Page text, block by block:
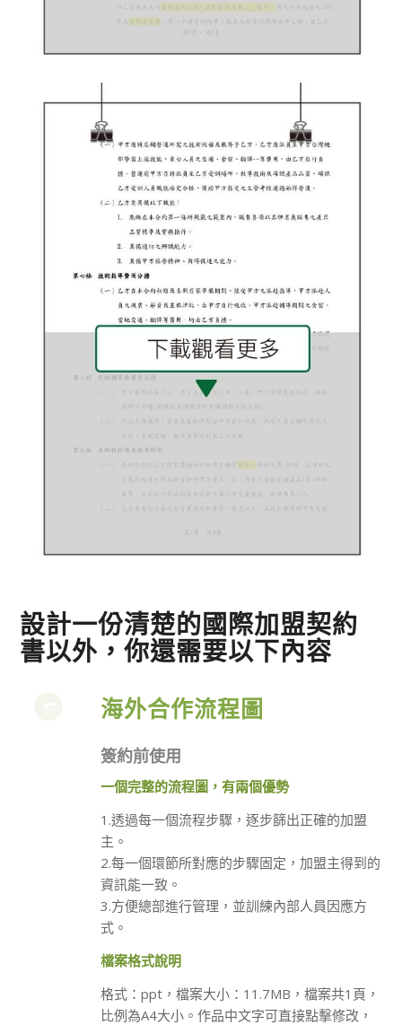
設計一份清楚的國際加盟契約
書以外，你還需要以下內容
海外合作流程圖
簽約前使用
一個完整的流程圖，有兩個優勢
1.透過每一個流程步驟，逐步篩出正確的加盟
主。
2.每一個環節所對應的步驟固定，加盟主得到的
資訊能一致。
3.方便總部進行管理，並訓練內部人員因應方
式。
檔案格式說明
格式：ppt，檔案大小：11.7MB，檔案共1頁，
比例為A4大小。作品中文字可直接點擊修改，